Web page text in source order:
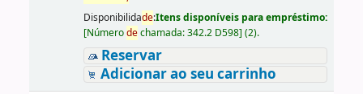
Disponibilidade:Itens disponíveis para empréstimo:
[Númerodechamada:342.2 D598] (2).
Reservar
Adicionar ao seu carrinho